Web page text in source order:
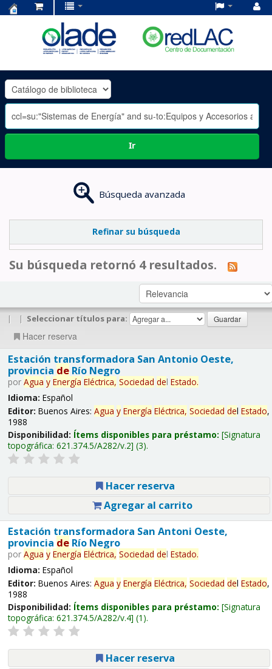
OLADE
-
Ir
Búsqueda avanzada
Refinar su búsqueda
Su búsqueda retornó 4 resultados.
| | Seleccionar títulos para:
Hacer reserva
Estación transformadora San Antonio Oeste,
provincia deRío Negro
por Agua y Energía Eléctrica, Sociedad del Estado.
Idioma: Español
Editor: Buenos Aires: Agua y Energía Eléctrica, Sociedad del Estado,
1988
Disponibilidad: Ítems disponibles para préstamo: Signatura
topográfica: 621.374.5/A282/v.2 (3).
Hacer reserva
Agregar al carrito
Estación transformadora San Antoni Oeste,
provincia deRío Negro
por Agua y Energía Eléctrica, Sociedad del Estado.
Idioma: Español
Editor: Buenos Aires: Agua y Energía Eléctrica, Sociedad del Estado,
1988
Disponibilidad: Ítems disponibles para préstamo: Signatura
topográfica: 621.374.5/A282/v.4 (1).
Hacer reserva